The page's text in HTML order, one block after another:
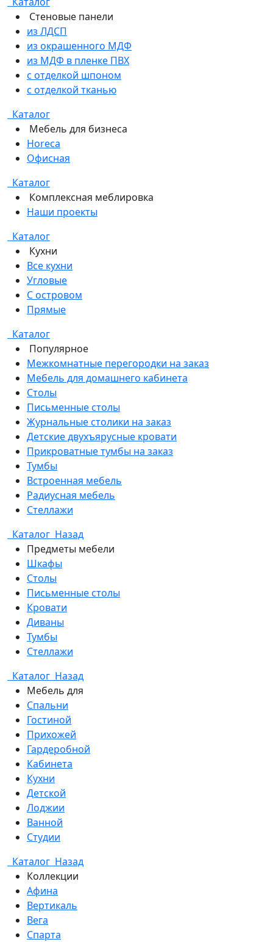
Стеновые панели
из ЛДСП
из окрашенного МДФ
из МДФ в пленке ПВХ
с отделкой шпоном
с отделкой тканью
Каталог
Мебель для бизнеса
Horeca
Офисная
Каталог
Комплексная меблировка
Наши проекты
Каталог
Кухни
Все кухни
Угловые
С островом
Прямые
Каталог
Популярное
Межкомнатные перегородки на заказ
Мебель для домашнего кабинета
Столы
Письменные столы
Журнальные столики на заказ
Детские двухъярусные кровати
Прикроватные тумбы на заказ
Тумбы
Встроенная мебель
Радиусная мебель
Стеллажи
Каталог Назад
Предметы мебели
Шкафы
Столы
Письменные столы
Кровати
Диваны
Тумбы
Стеллажи
Каталог Назад
Мебель для
Спальни
Гостиной
Прихожей
Гардеробной
Кабинета
Кухни
Детской
Лоджии
Ванной
Студии
Каталог Назад
Коллекции
Афина
Вертикаль
Вега
Спарта